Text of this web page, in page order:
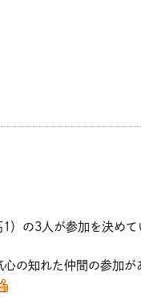
）の3人が参加を決めて
の知れた仲間の参加が